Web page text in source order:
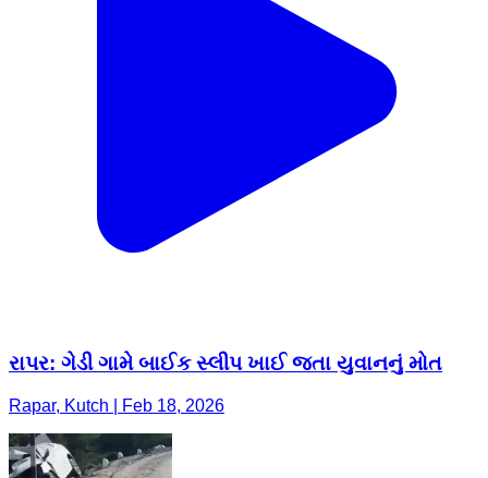
રાપર: ગેડી ગામે બાઈક સ્લીપ ખાઈ જતા યુવાનનું મોત
Rapar, Kutch | Feb 18, 2026